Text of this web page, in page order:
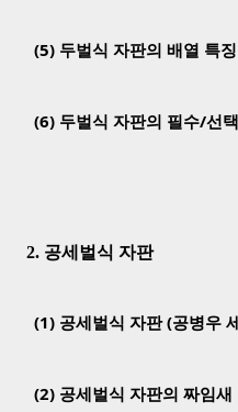
(5) 두벌식 자판의 배열 특징
(6) 두벌식 자판의 필수/선
2. 공세벌식 자판
(1) 공세벌식 자판 (공병우
(2) 공세벌식 자판의 짜임새